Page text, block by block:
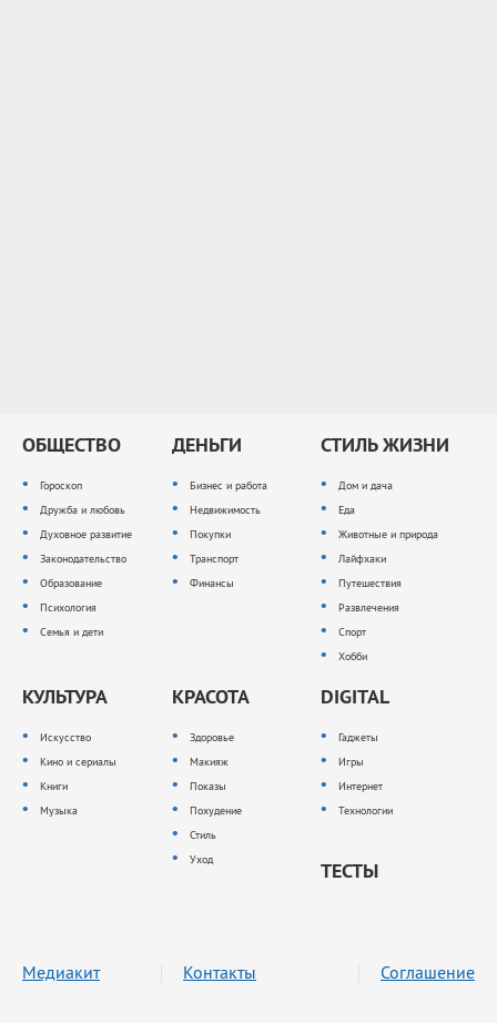
ОБЩЕСТВО
Гороскоп
Дружба и любовь
Духовное развитие
Законодательство
Образование
Психология
Семья и дети
ДЕНЬГИ
Бизнес и работа
Недвижимость
Покупки
Транспорт
Финансы
СТИЛЬ ЖИЗНИ
Дом и дача
Еда
Животные и природа
Лайфхаки
Путешествия
Развлечения
Спорт
Хобби
КУЛЬТУРА
Искусство
Кино и сериалы
Книги
Музыка
КРАСОТА
Здоровье
Макияж
Показы
Похудение
Стиль
Уход
DIGITAL
Гаджеты
Игры
Интернет
Технологии
ТЕСТЫ
Медиакит Контакты Соглашение